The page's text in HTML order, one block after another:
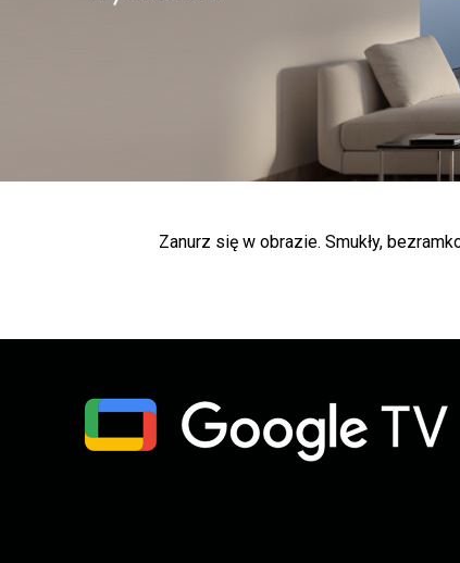
Zanurz się w obrazie. Smukły,